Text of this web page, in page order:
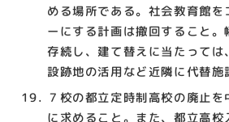
める場所である。社会教育館を
ーにする計画は撤回すること
存続し、建て替えに当たっては
設跡地の活用など近隣に代替施
７校の都立定時制高校の廃止
に求めること。また、都立高